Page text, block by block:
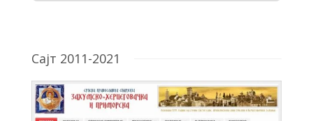
Сајт 2011-2021